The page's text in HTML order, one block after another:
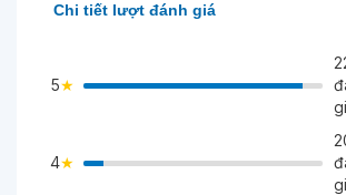
Chi tiết lượt đánh giá
5
4 >